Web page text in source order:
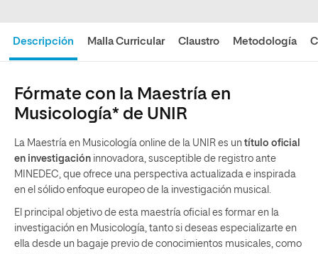
Descripción Malla Curricular Claustro Metodología
Fórmate con la Maestría en
Musicología* de UNIR
La Maestría en Musicología online de la UNIR es un título oficial
en investigación innovadora, susceptible de registro ante
MINEDEC, que ofrece una perspectiva actualizada e inspirada
en el sólido enfoque europeo de la investigación musical.
El principal objetivo de esta maestría oficial es formar en la
investigación en Musicología, tanto si deseas especializarte en
ella desde un bagaje previo de conocimientos musicales, como